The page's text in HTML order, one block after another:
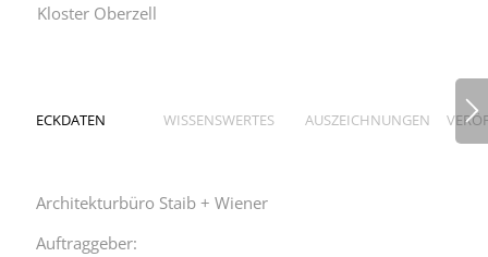
Kloster Oberzell
ECKDATEN WISSENSWERTES AUSZEICHNUNGEN
Architekturbüro Staib + Wiener
Auftraggeber: